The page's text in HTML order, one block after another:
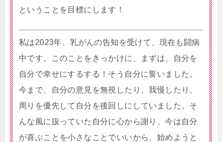
ということを目標にします！
私は2023年、乳がんの告知を受けて、現在も闘病
中です。このことをきっかけに、まずは、自分を
自分で幸せにするする！そう自分に誓いました。
今まで、自分の意見を無視したり、我慢したり、
周りを優先して自分を後回しにしていました。そ
んな風に扱っていた自分に心から謝り、今は自分
が喜ぶことを小さなことでいいから、始めようと